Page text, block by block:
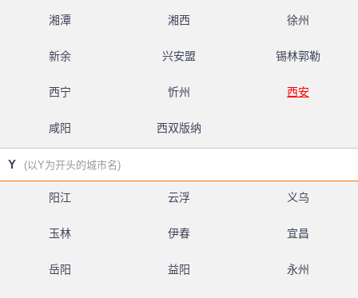
湘潭 湘西 徐州
新余 兴安盟 锡林郭勒
西宁 忻州 西安
咸阳 西双版纳
Y (以Y为开头的城市名)
阳江 云浮 义乌
玉林 伊春 宜昌
岳阳 益阳 永州